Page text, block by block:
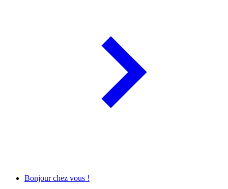
Bonjour chez vous !